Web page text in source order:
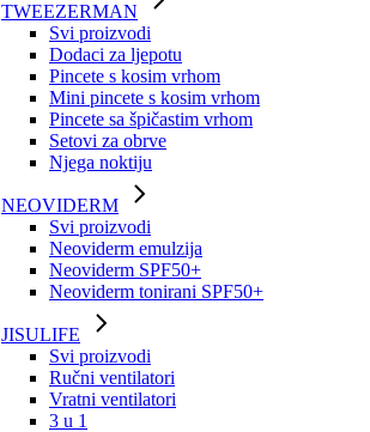
TWEEZERMAN
Svi proizvodi
Dodaci za ljepotu
Pincete s kosim vrhom
Mini pincete s kosim vrhom
Pincete sa špičastim vrhom
Setovi za obrve
Njega noktiju
NEOVIDERM
Svi proizvodi
Neoviderm emulzija
Neoviderm SPF50+
Neoviderm tonirani SPF50+
JISULIFE
Svi proizvodi
Ručni ventilatori
Vratni ventilatori
3 u 1